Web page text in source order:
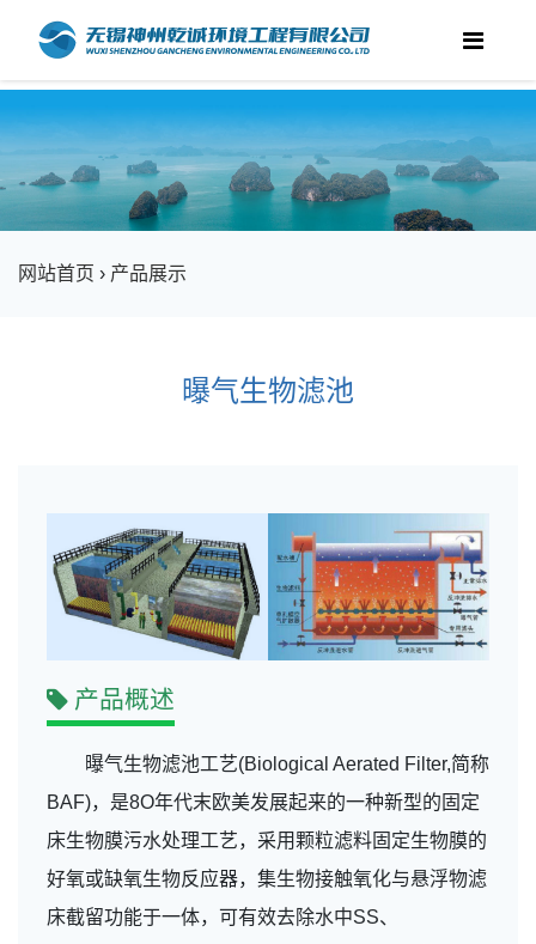
网站首页 › 产品展示
曝气生物滤池
产品概述
曝气生物滤池工艺(Biological Aerated Filter,简称
BAF)，是8O年代末欧美发展起来的一种新型的固定
床生物膜污水处理工艺，采用颗粒滤料固定生物膜的
好氧或缺氧生物反应器，集生物接触氧化与悬浮物滤
床截留功能于一体，可有效去除水中SS、